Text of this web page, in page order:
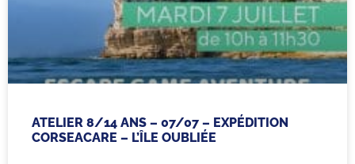
ATELIER 8/14 ANS – 07/07 – EXPÉDITION
CORSEACARE – L’ÎLE OUBLIÉE